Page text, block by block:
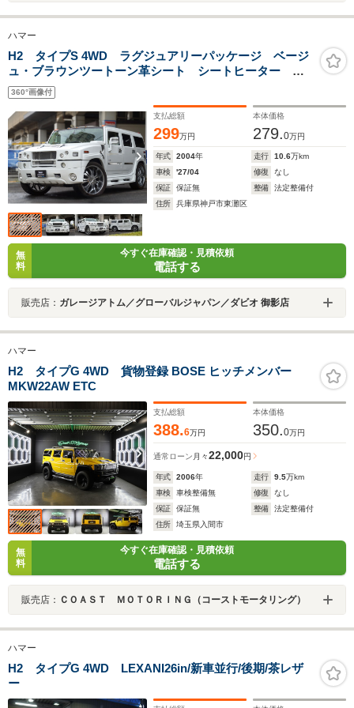
ハマー
H2 タイプS 4WD ラグジュアリーパッケージ ベージ
ュ・ブラウンツートーン革シート シートヒーター
LEDヘッドライト LUXXX ALLOYS 26インチA/W
Sebring4本出しマフラー サンルーフ バックカメラ
360°画像付
支払総額
299万円
本体価格
279.0万円
年式 2004年 走行 10.6万km
車検
'27/04 修復
なし
保証
保証無 整備
法定整備付
住所
兵庫県神戸市東灘区
無
料
今すぐ在庫確認・見積依頼
電話する
販売店： ガレージアトム／グローバルジャパン／ダビオ 御影店
ハマー
H2 タイプG 4WD 貨物登録 BOSE ヒッチメンバー
MKW22AW ETC
支払総額
388.6万円
本体価格
350.0万円
通常ローン 月々22,000円
年式 2006年 走行 9.5万km
車検
車検整備無 修復
なし
保証
保証無 整備
法定整備付
住所
埼玉県入間市
無
料
今すぐ在庫確認・見積依頼
電話する
販売店： ＣＯＡＳＴ ＭＯＴＯＲＩＮＧ（コーストモータリング）
ハマー
H2 タイプG 4WD LEXANI26in/新車並行/後期/茶レザ
ー